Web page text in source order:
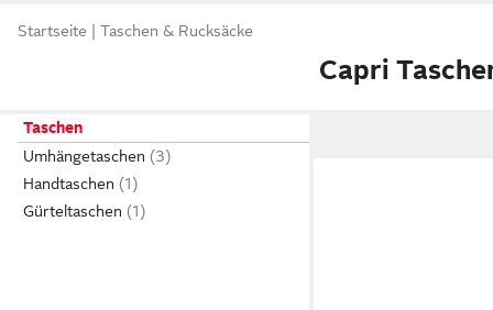
Startseite Taschen & Rucksäcke
Capri
Taschen
Umhängetaschen
Handtaschen
Gürteltaschen